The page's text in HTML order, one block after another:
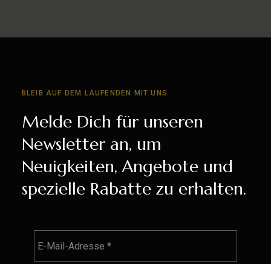
BLEIB AUF DEM LAUFENDEN MIT UNS
Melde Dich für unseren
Newsletter an, um
Neuigkeiten, Angebote und
spezielle Rabatte zu erhalten.